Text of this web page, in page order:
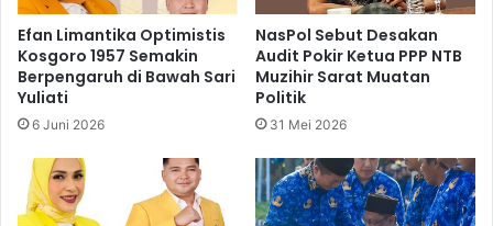
Efan Limantika Optimistis
Kosgoro 1957 Semakin
Berpengaruh di Bawah Sari
Yuliati
6 Juni 2026
NasPol Sebut Desakan
Audit Pokir Ketua PPP NTB
Muzihir Sarat Muatan
Politik
31 Mei 2026